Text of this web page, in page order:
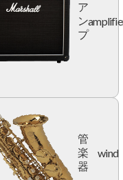
ア
ン
プ
管
楽
器
wind